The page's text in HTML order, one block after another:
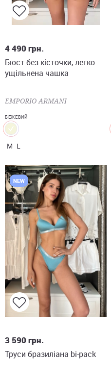
4 490грн.
Бюст без кісточки, легко
ущільнена чашка
EMPORIO ARMANI
БЕЖЕВИЙ
M L
NEW
3 590грн.
Труси бразиліана bi-pack